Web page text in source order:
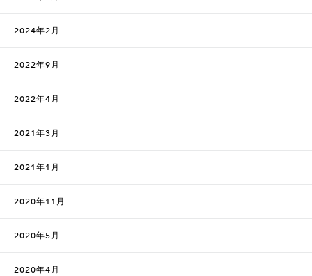
2024年2月
2022年9月
2022年4月
2021年3月
2021年1月
2020年11月
2020年5月
2020年4月